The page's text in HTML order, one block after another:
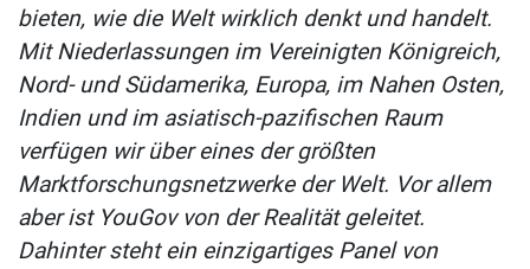
bieten, wie die Welt wirklich denkt und handelt.
Mit Niederlassungen im Vereinigten Königreich,
Nord- und Südamerika, Europa, im Nahen Osten,
Indien und im asiatisch-pazifischen Raum
verfügen wir über eines der größten
Marktforschungsnetzwerke der Welt. Vor allem
aber ist YouGov von der Realität geleitet.
Dahinter steht ein einzigartiges Panel von